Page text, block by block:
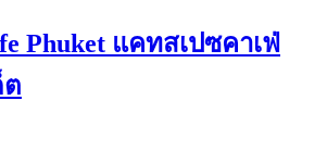
Phuket แคทสเปซคาเฟ่
ต